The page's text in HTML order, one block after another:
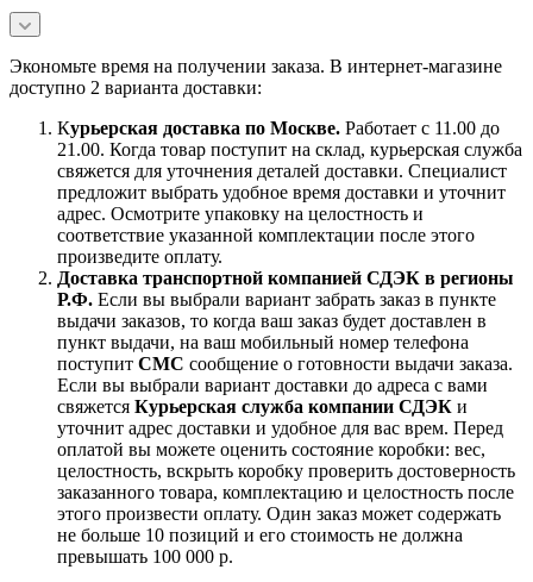
Экономьте время на получении заказа. В интернет-магазине
доступно 2 варианта доставки:
Курьерская доставка по Москве. Работает с 11.00 до
21.00. Когда товар поступит на склад, курьерская служба
свяжется для уточнения деталей доставки. Специалист
предложит выбрать удобное время доставки и уточнит
адрес. Осмотрите упаковку на целостность и
соответствие указанной комплектации после этого
произведите оплату.
Доставка транспортной компанией СДЭК в регионы
Р.Ф. Если вы выбрали вариант забрать заказ в пункте
выдачи заказов, то когда ваш заказ будет доставлен в
пункт выдачи, на ваш мобильный номер телефона
поступит СМС сообщение о готовности выдачи заказа.
Если вы выбрали вариант доставки до адреса с вами
свяжется Курьерская служба компании СДЭК и
уточнит адрес доставки и удобное для вас врем. Перед
оплатой вы можете оценить состояние коробки: вес,
целостность, вскрыть коробку проверить достоверность
заказанного товара, комплектацию и целостность после
этого произвести оплату. Один заказ может содержать
не больше 10 позиций и его стоимость не должна
превышать 100 000 р.